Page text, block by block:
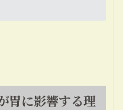
胃に影響する理